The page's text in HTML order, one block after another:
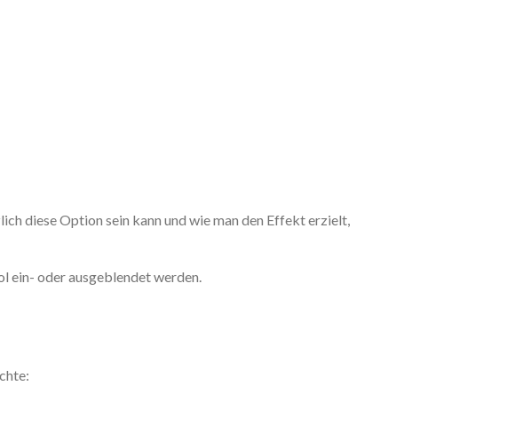
diese Option sein kann und wie man den Effekt erzielt,
ein- oder ausgeblendet werden.